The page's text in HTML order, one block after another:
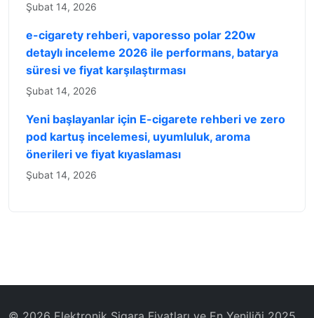
Şubat 14, 2026
e-cigarety rehberi, vaporesso polar 220w
detaylı inceleme 2026 ile performans, batarya
süresi ve fiyat karşılaştırması
Şubat 14, 2026
Yeni başlayanlar için E-cigarete rehberi ve zero
pod kartuş incelemesi, uyumluluk, aroma
önerileri ve fiyat kıyaslaması
Şubat 14, 2026